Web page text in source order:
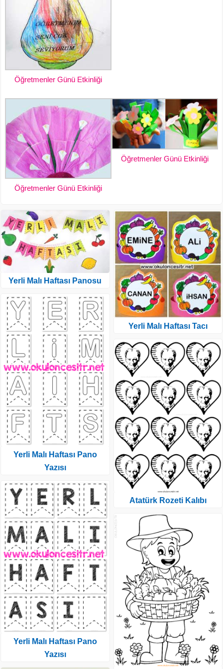
Öğretmenler Günü Etkinliği
Öğretmenler Günü Etkinliği
Öğretmenler Günü Etkinliği
Yerli Malı Haftası Panosu
Yerli Malı Haftası Pano
Yazısı
Yerli Malı Haftası Pano
Yazısı
Yerli Malı Haftası Tacı
Atatürk Rozeti Kalıbı